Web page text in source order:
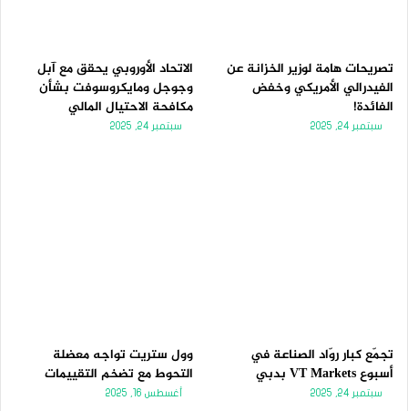
تصريحات هامة لوزير الخزانة عن
الفيدرالي الأمريكي وخفض
الفائدة!
سبتمبر 24, 2025
الاتحاد الأوروبي يحقق مع آبل
وجوجل ومايكروسوفت بشأن
مكافحة الاحتيال المالي
سبتمبر 24, 2025
تجمّع كبار روّاد الصناعة في
أسبوع VT Markets بدبي
سبتمبر 24, 2025
وول ستريت تواجه معضلة
التحوط مع تضخم التقييمات
أغسطس 16, 2025